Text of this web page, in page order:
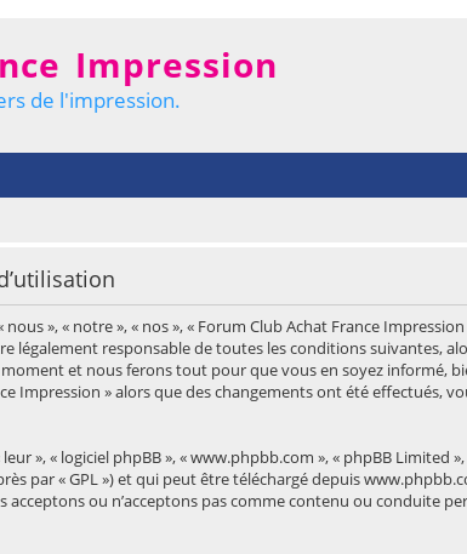
Impression
de l'impression.
», « notre », « nos », « Forum Club Achat France
légalement responsable de toutes les conditions suivantes,
et nous ferons tout pour que vous en soyez informé,
Impression » alors que des changements ont été effectués,
», « logiciel phpBB », « www.phpbb.com », « phpBB Limited
par « GPL ») et qui peut être téléchargé depuis
ou n’acceptons pas comme contenu ou conduite